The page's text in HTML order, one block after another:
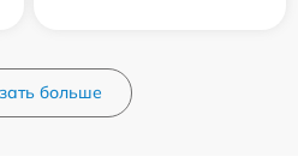
больше